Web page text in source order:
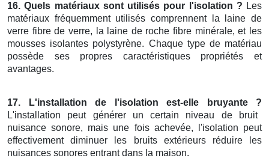
16. Quels matériaux sont utilisés pour l'isolation ? Les
matériaux fréquemment utilisés comprennent la laine de
verre fibre de verre, la laine de roche fibre minérale, et les
mousses isolantes polystyrène. Chaque type de matériau
possède ses propres caractéristiques propriétés et
avantages.
17. L'installation de l'isolation est-elle bruyante ?
L'installation peut générer un certain niveau de bruit
nuisance sonore, mais une fois achevée, l'isolation peut
effectivement diminuer les bruits extérieurs réduire les
nuisances sonores entrant dans la maison.